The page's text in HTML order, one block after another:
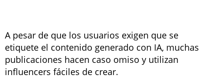
A pesar de que los usuarios exigen que se
etiquete el contenido generado con IA, muchas
publicaciones hacen caso omiso y utilizan
influencers fáciles de crear.